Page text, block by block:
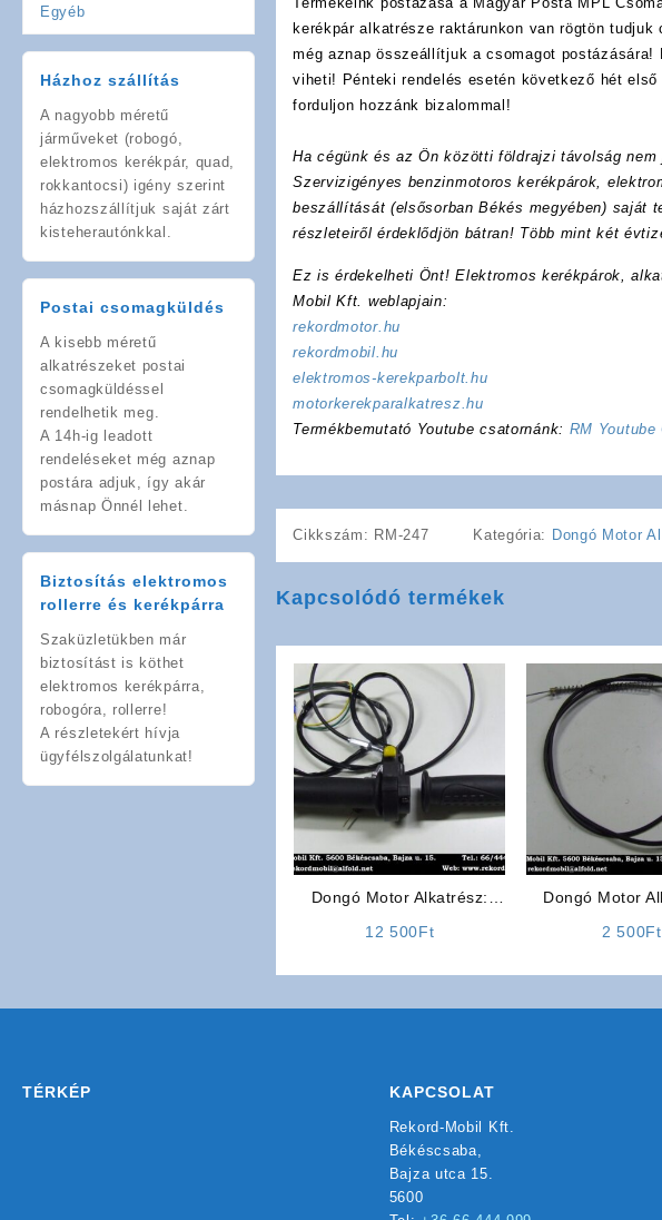
Egyéb
Házhoz szállítás
A nagyobb méretű
járműveket (robogó,
elektromos kerékpár, quad,
rokkantocsi) igény szerint
házhozszállítjuk saját zárt
kisteherautónkkal.
Postai csomagküldés
A kisebb méretű
alkatrészeket postai
csomagküldéssel
rendelhetik meg.
A 14h-ig leadott
rendeléseket még aznap
postára adjuk, így akár
másnap Önnél lehet.
Biztosítás elektromos
rollerre és kerékpárra
Szaküzletükben már
biztosítást is köthet
elektromos kerékpárra,
robogóra, rollerre!
A részletekért hívja
ügyfélszolgálatunkat!
kerékpár alkatrésze raktárunkon van rögtön
még aznap összeállítjuk a csomagot
viheti! Pénteki rendelés esetén következő hét
forduljon hozzánk bizalommal!
Ha cégünk és az Ön közötti földrajzi távolság
Szervizigényes benzinmotoros kerékpárok,
beszállítását (elsősorban Békés megyében) saját
részleteiről érdeklődjön bátran! Több mint két
Ez is érdekelheti Önt! Elektromos kerékpárok,
Mobil Kft. weblapjain:
rekordmotor.hu
rekordmobil.hu
elektromos-kerekparbolt.hu
motorkerekparalkatresz.hu
Termékbemutató Youtube csatornánk: RM Youtube
Cikkszám: RM-247 Kategória: Dongó Motor
Kapcsolódó termékek
Dongó Motor Alkatrész:
12 500Ft
Dongó Motor
2 500Ft
TÉRKÉP KAPCSOLAT
Rekord-Mobil Kft.
Békéscsaba,
Bajza utca 15.
5600